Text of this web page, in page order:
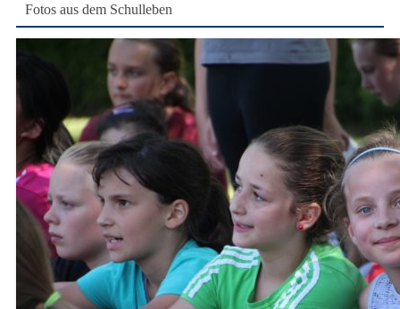
Fotos aus dem Schulleben